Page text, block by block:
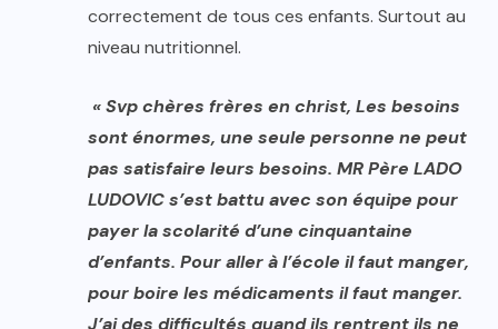
correctement de tous ces enfants. Surtout au
niveau nutritionnel.
« Svp chères frères en christ, Les besoins
sont énormes, une seule personne ne peut
pas satisfaire leurs besoins. MR Père LADO
LUDOVIC s’est battu avec son équipe pour
payer la scolarité d’une cinquantaine
d’enfants. Pour aller à l’école il faut manger,
pour boire les médicaments il faut manger.
J’ai des difficultés quand ils rentrent ils ne